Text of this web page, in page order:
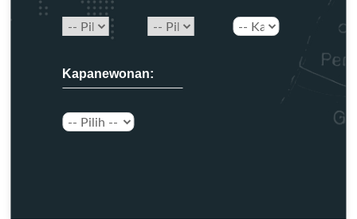
Kapanewonan: